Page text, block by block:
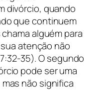
divórcio, quando
que continuem
alguém para
atenção não
35). O segundo
pode ser uma
não significa